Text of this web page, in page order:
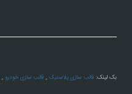
بک لینک: قالب سازی پلاستیک , قالب سازی خودرو ,